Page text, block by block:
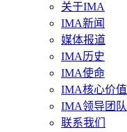
关于IMA
IMA新闻
媒体报道
IMA历史
IMA使命
IMA核心价值
IMA领导团队
联系我们